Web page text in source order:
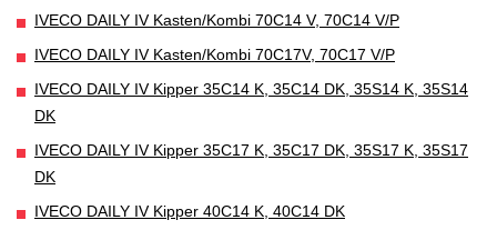
IVECO DAILY IV Kasten/Kombi 70C14 V, 70C14 V/P
IVECO DAILY IV Kasten/Kombi 70C17V, 70C17 V/P
IVECO DAILY IV Kipper 35C14 K, 35C14 DK, 35S14 K, 35S14
DK
IVECO DAILY IV Kipper 35C17 K, 35C17 DK, 35S17 K, 35S17
DK
IVECO DAILY IV Kipper 40C14 K, 40C14 DK